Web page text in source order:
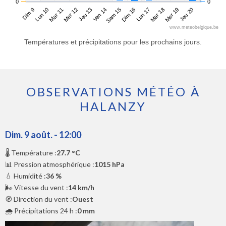
Dim 9Lun 10Mar 11Mer 12Jeu 13Ven 14Sam 15Dim 16Lun 17Mar 18Mer 19Jeu 20
0 0
www.meteobelgique.be
Températures et précipitations pour les prochains jours.
OBSERVATIONS MÉTÉO À
HALANZY
Dim. 9 août. - 12:00
🌡️ Température :27.7 °C
📊 Pression atmosphérique :1015 hPa
💧 Humidité :36 %
🌬️ Vitesse du vent :14 km/h
🧭 Direction du vent :Ouest
🌧️ Précipitations 24 h :0 mm